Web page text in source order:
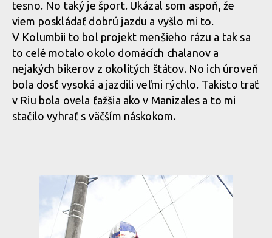
tesno. No taký je šport. Ukázal som aspoň, že
viem poskládať dobrú jazdu a vyšlo mi to.
V Kolumbii to bol projekt menšieho rázu a tak sa
to celé motalo okolo domácích chalanov a
nejakých bikerov z okolitých štátov. No ich úroveň
bola dosť vysoká a jazdili veľmi rýchlo. Takisto trať
v Riu bola ovela ťažšia ako v Manizales a to mi
stačilo vyhrať s väčším náskokom.